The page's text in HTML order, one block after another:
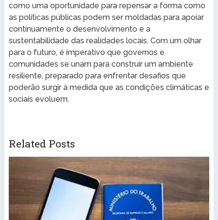
como uma oportunidade para repensar a forma como
as políticas públicas podem ser moldadas para apoiar
continuamente o desenvolvimento e a
sustentabilidade das realidades locais. Com um olhar
para o futuro, é imperativo que governos e
comunidades se unam para construir um ambiente
resiliente, preparado para enfrentar desafios que
poderão surgir à medida que as condições climáticas e
sociais evoluem.
Related Posts